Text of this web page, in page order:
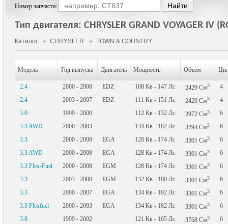
Номер запчасти:
Тип двигателя: CHRYSLER GRAND VOYAGER IV
Каталог ► CHRYSLER ► TOWN & COUNTRY
Модель Год выпуска Двигатель Мощность Объём
2.4 2000 - 2008 EDZ 108 Кв - 147 Лс 2429 См3
4
2.4
2003 - 2007 EDZ 111 Кв - 151 Лс 2429 См3
4
3.0
1999 - 2000 112 Кв - 152 Лс 2972 См3
6
3.3 AWD
2000 - 2003 134 Кв - 182 Лс 3294 См3
6
3.3
2000 - 2008 EGA 128 Кв - 174 Лс 3301 См3
6
3.3 AWD
2000 - 2008 EGA 128 Кв - 174 Лс 3301 См3
6
3.3 Flex-Fuel
2000 - 2008 EGM 128 Кв - 174 Лс 3301 См3
6
3.3
2003 - 2008 EGM 132 Кв - 180 Лс 3301 См3
6
3.3
2000 - 2007 EGA 134 Кв - 182 Лс 3301 См3
6
3.3 Flexfuel
2000 - 2003 EGA 134 Кв - 182 Лс 3301 См3
6
3.8
1999 - 2002 121 Кв - 165 Лс 3768 См3
6